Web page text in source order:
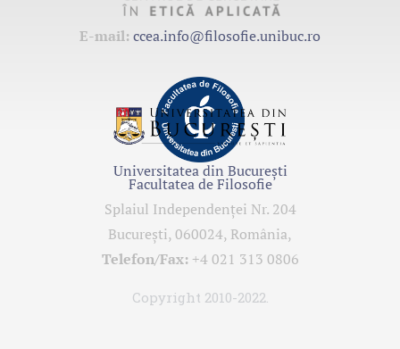
E-mail: ccea.info@filosofie.unibuc.ro
Facultatea de Filosofie
Splaiul Independenţei Nr. 204
Bucureşti, 060024, România,
Telefon/Fax:+4 021 313 0806
Copyright 2010-2022.
Universitatea din București